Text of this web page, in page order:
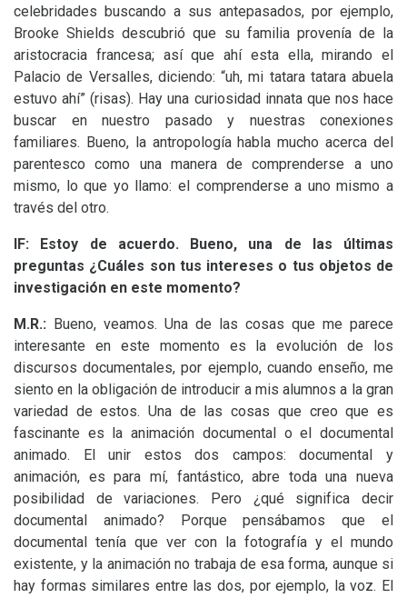
celebridades buscando a sus antepasados, por ejemplo,
Brooke Shields descubrió que su familia provenía de la
aristocracia francesa; así que ahí esta ella, mirando el
Palacio de Versalles, diciendo: “uh, mi tatara tatara abuela
estuvo ahí” (risas). Hay una curiosidad innata que nos hace
buscar en nuestro pasado y nuestras conexiones
familiares. Bueno, la antropología habla mucho acerca del
parentesco como una manera de comprenderse a uno
mismo, lo que yo llamo: el comprenderse a uno mismo a
través del otro.
lF: Estoy de acuerdo. Bueno, una de las últimas
preguntas ¿Cuáles son tus intereses o tus objetos de
investigación en este momento?
M.R.: Bueno, veamos. Una de las cosas que me parece
interesante en este momento es la evolución de los
discursos documentales, por ejemplo, cuando enseño, me
siento en la obligación de introducir a mis alumnos a la gran
variedad de estos. Una de las cosas que creo que es
fascinante es la animación documental o el documental
animado. El unir estos dos campos: documental y
animación, es para mí, fantástico, abre toda una nueva
posibilidad de variaciones. Pero ¿qué significa decir
documental animado? Porque pensábamos que el
documental tenía que ver con la fotografía y el mundo
existente, y la animación no trabaja de esa forma, aunque si
hay formas similares entre las dos, por ejemplo, la voz. El